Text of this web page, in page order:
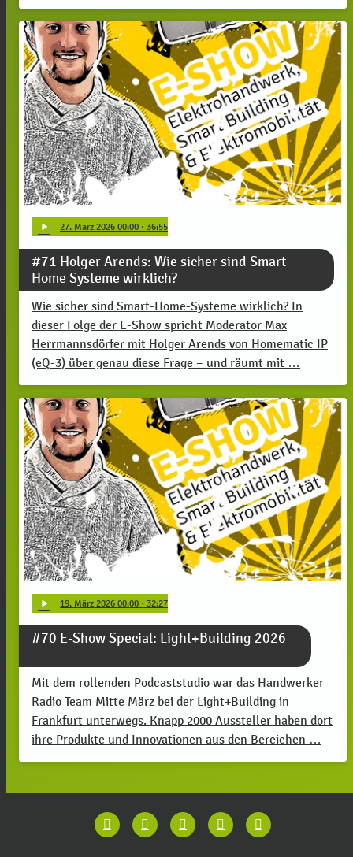
play_arrow 27. März 2026 00:00 · 36:55
#71 Holger Arends: Wie sicher sind Smart
Home Systeme wirklich?
Wie sicher sind Smart-Home-Systeme wirklich? In
dieser Folge der E-Show spricht Moderator Max
Herrmannsdörfer mit Holger Arends von Homematic IP
(eQ-3) über genau diese Frage – und räumt mit …
play_arrow 19. März 2026 00:00 · 32:27
#70 E-Show Special: Light+Building 2026
Mit dem rollenden Podcaststudio war das Handwerker
Radio Team Mitte März bei der Light+Building in
Frankfurt unterwegs. Knapp 2000 Aussteller haben dort
ihre Produkte und Innovationen aus den Bereichen …